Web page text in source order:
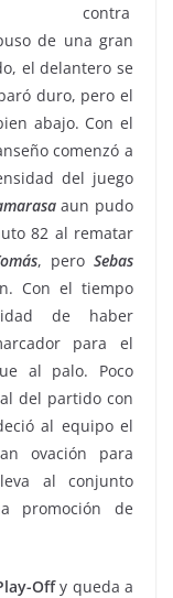
contra
de una gran
el delantero se
duro, pero el
abajo. Con el
comenzó a
del juego
aun pudo
82 al rematar
, pero Sebas
Con el tiempo
de haber
para el
al palo. Poco
del partido con
al equipo el
ovación para
al conjunto
promoción de
Offy queda a